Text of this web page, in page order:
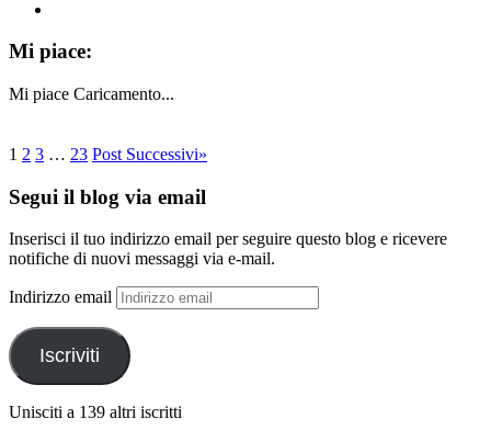
Mi piace:
Mi piace Caricamento...
1 2 3 … 23 Post Successivi»
Segui il blog via email
Inserisci il tuo indirizzo email per seguire questo blog e ricevere
notifiche di nuovi messaggi via e-mail.
Indirizzo email
Iscriviti
Unisciti a 139 altri iscritti